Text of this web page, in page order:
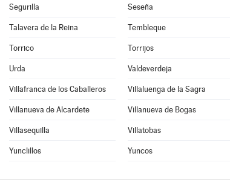
Segurilla Seseña
Talavera de la Reina Tembleque
Torrico Torrijos
Urda Valdeverdeja
Villafranca de los Caballeros Villaluenga de la Sagra
Villanueva de Alcardete Villanueva de Bogas
Villasequilla Villatobas
Yunclillos Yuncos